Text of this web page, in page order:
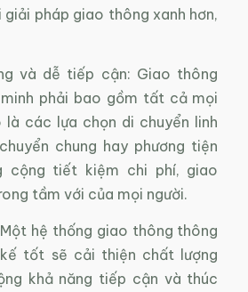
pháp giao thông xanh hơn,
và dễ tiếp cận: Giao thông
phải bao gồm tất cả mọi
là các lựa chọn di chuyển linh
chung hay phương tiện
cộng tiết kiệm chi phí, giao
tầm với của mọi người.
hệ thống giao thông thông
tốt sẽ cải thiện chất lượng
khả năng tiếp cận và thúc